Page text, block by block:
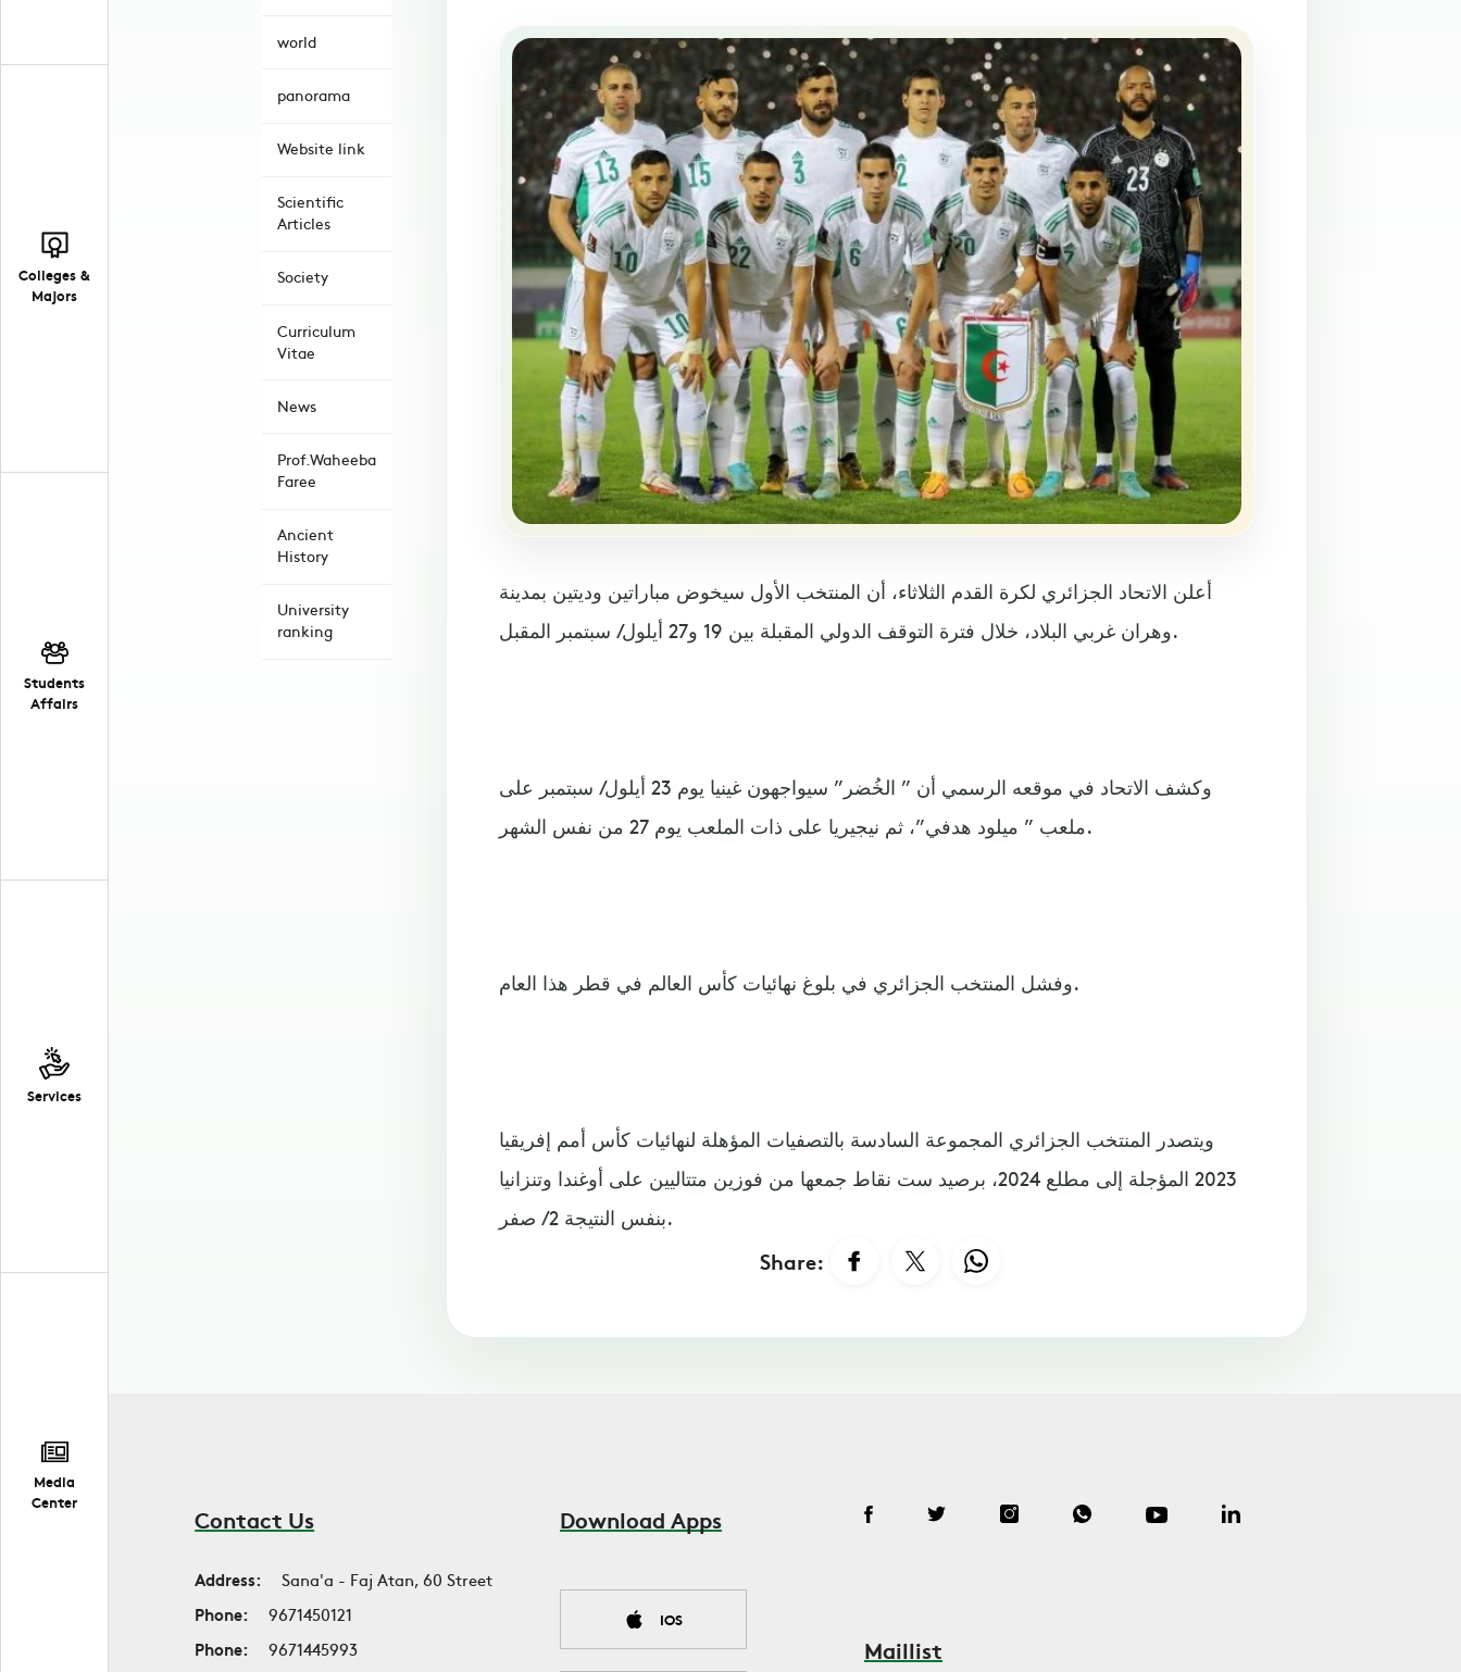
Colleges &
Majors
Students
Affairs
Services
Media
Center
world
panorama
Website link
Scientific
Articles
Society
Curriculum
Vitae
News
Prof.Waheeba
Faree
Ancient
History
University
ranking
أعلن الاتحاد الجزائري لكرة القدم الثلاثاء، أن المنتخب الأول سيخوض مباراتين وديتين بمدينة
وهران غربي البلاد، خلال فترة التوقف الدولي المقبلة بين 19 و27 أيلول/ سبتمبر المقبل.
وكشف الاتحاد في موقعه الرسمي أن ” الخُضر” سيواجهون غينيا يوم 23 أيلول/ سبتمبر على
ملعب ” ميلود هدفي”، ثم نيجيريا على ذات الملعب يوم 27 من نفس الشهر.
وفشل المنتخب الجزائري في بلوغ نهائيات كأس العالم في قطر هذا العام.
ويتصدر المنتخب الجزائري المجموعة السادسة بالتصفيات المؤهلة لنهائيات كأس أمم إفريقيا
2023 المؤجلة إلى مطلع 2024، برصيد ست نقاط جمعها من فوزين متتاليين على أوغندا وتنزانيا
بنفس النتيجة 2 / صفر.
Share:
Contact Us
Address:
Sana'a - Faj Atan, 60 Street
Phone:
9671450121
Phone:
9671445993
Download Apps
IOS
Maillist